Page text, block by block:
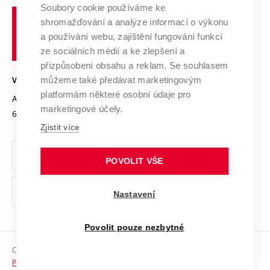
Výzkumné infrastruktury
Transfer znalostí
Open Science
Projekty
Projekty ze strukturálních fondů
Specifický výzkum
Spolupráce se školami
Mezinárodní dohody
Univerzitní sítě
Udržitelná univerzita
Podnikavá univerzita / ContriBUTe
Bezpečná univerzita
Vyznamenání
Organizační struktura
Ochrana osobních údajů
odkaz)
Sociální bezpečí
učení
technické
Brně
VYSOKÉ UČENÍ TECHNICKÉ V BRNĚ
Antonínská 548/1
602 00 Brno
www.vut.cz
vut@vutbr.cz
Copyright © 2026 VUT
Prohlášení o přístupnosti
Soubory cookie používáme ke
shromažďování a analýze informací o výkonu
a používání webu, zajištění fungování funkcí
ze sociálních médií a ke zlepšení a
přizpůsobení obsahu a reklam. Se souhlasem
můžeme také předávat marketingovým
platformám některé osobní údaje pro
marketingové účely.
Zjistit více
POVOLIT VŠE
Nastavení
Povolit pouze nezbytné